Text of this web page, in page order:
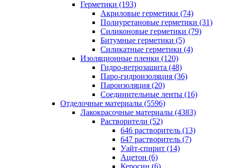
Герметики (193)
Акриловые герметики (74)
Полиуретановые герметики (31)
Силиконовые герметики (79)
Битумные герметики (5)
Силикатные герметики (4)
Изоляционные пленки (120)
Гидро-ветрозащита (48)
Паро-гидроизоляция (36)
Пароизоляция (20)
Соединительные ленты (16)
Отделочные материалы (5596)
Лакокрасочные материалы (4383)
Растворители (52)
646 растворитель (13)
647 растворитель (7)
Уайт-спирит (14)
Ацетон (6)
Керосин (6)